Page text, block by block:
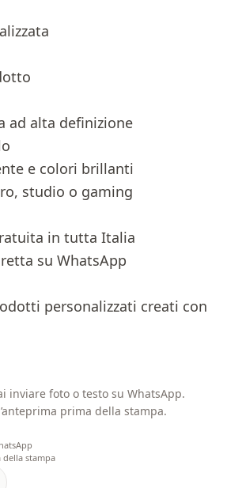
ad alta definizione
e colori brillanti
studio o gaming
in tutta Italia
su WhatsApp
personalizzati creati con
inviare foto o testo su WhatsApp.
prima della stampa.
stampa